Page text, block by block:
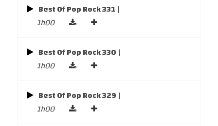
Best Of Pop Rock 331 |
1h00
Best Of Pop Rock 330 |
1h00
Best Of Pop Rock 329 |
1h00